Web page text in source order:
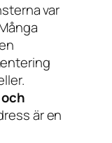
var
är en